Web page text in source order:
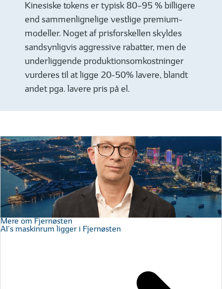
Kinesiske tokens er typisk 80–95 % billigere
end sammenlignelige vestlige premium-
modeller. Noget af prisforskellen skyldes
sandsynligvis aggressive rabatter, men de
underliggende produktionsomkostninger
vurderes til at ligge 20-50% lavere, blandt
andet pga. lavere pris på el.
Mere om Fjernøsten
AI’s maskinrum ligger i Fjernøsten